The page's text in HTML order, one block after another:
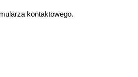
kontaktowego.